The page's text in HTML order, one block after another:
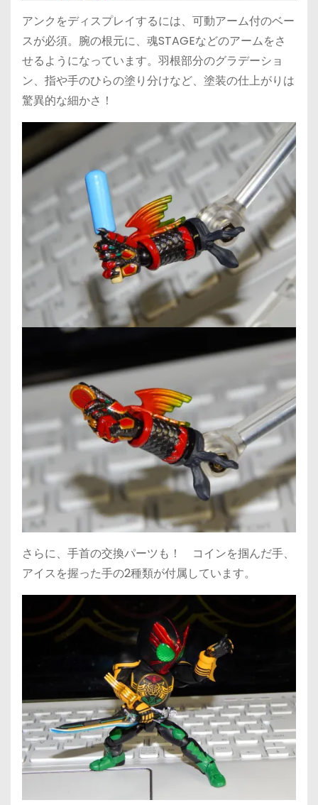
アンクをディスプレイするには、可動アーム付のベー
スが必須。腕の根元に、魂STAGEなどのアームをさ
せるようになっています。羽根部分のグラデーショ
ン、指や手のひらの塗り分けなど、塗装の仕上がりは
驚異的な細かさ！
さらに、手首の交換パーツも！ コインを掴んだ手、
アイスを握った手の2種類が付属しています。